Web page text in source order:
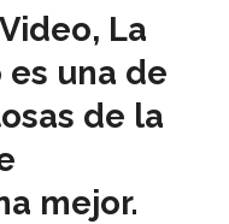
La
una de
de la
mejor.